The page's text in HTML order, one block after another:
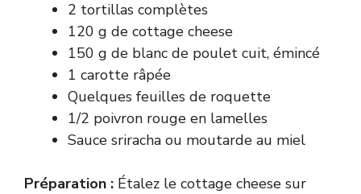
2 tortillas complètes
120 g de cottage cheese
150 g de blanc de poulet cuit, émincé
1 carotte râpée
Quelques feuilles de roquette
1/2 poivron rouge en lamelles
Sauce sriracha ou moutarde au miel
Préparation : Étalez le cottage cheese sur